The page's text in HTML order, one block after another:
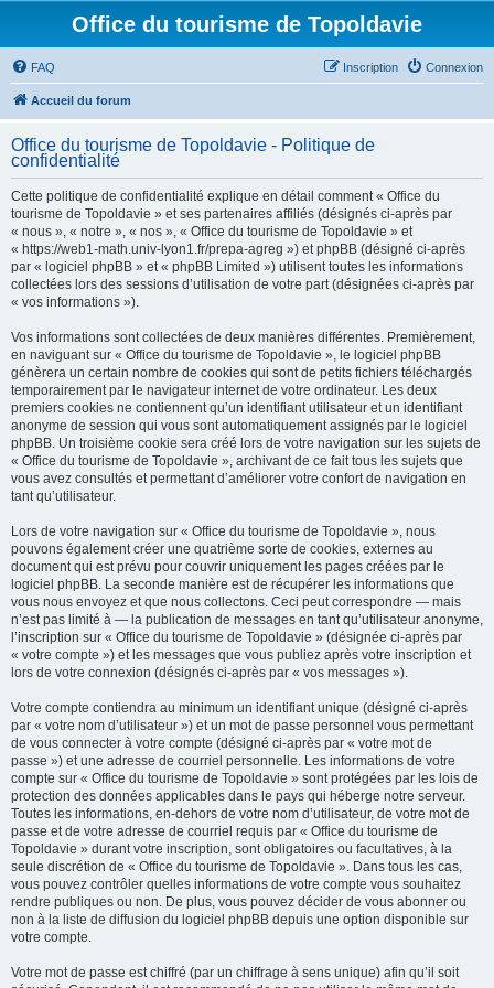
Office du tourisme de Topoldavie
FAQ Connexion
Inscription
Accueil du forum
Office du tourisme de Topoldavie - Politique de
confidentialité
Cette politique de confidentialité explique en détail comment « Office du
tourisme de Topoldavie » et ses partenaires affiliés (désignés ci-après par
« nous », « notre », « nos », « Office du tourisme de Topoldavie » et
« https://web1-math.univ-lyon1.fr/prepa-agreg ») et phpBB (désigné ci-après
par « logiciel phpBB » et « phpBB Limited ») utilisent toutes les informations
collectées lors des sessions d’utilisation de votre part (désignées ci-après par
« vos informations »).
Vos informations sont collectées de deux manières différentes. Premièrement,
en naviguant sur « Office du tourisme de Topoldavie », le logiciel phpBB
génèrera un certain nombre de cookies qui sont de petits fichiers téléchargés
temporairement par le navigateur internet de votre ordinateur. Les deux
premiers cookies ne contiennent qu’un identifiant utilisateur et un identifiant
anonyme de session qui vous sont automatiquement assignés par le logiciel
phpBB. Un troisième cookie sera créé lors de votre navigation sur les sujets de
« Office du tourisme de Topoldavie », archivant de ce fait tous les sujets que
vous avez consultés et permettant d’améliorer votre confort de navigation en
tant qu’utilisateur.
Lors de votre navigation sur « Office du tourisme de Topoldavie », nous
pouvons également créer une quatrième sorte de cookies, externes au
document qui est prévu pour couvrir uniquement les pages créées par le
logiciel phpBB. La seconde manière est de récupérer les informations que
vous nous envoyez et que nous collectons. Ceci peut correspondre — mais
n’est pas limité à — la publication de messages en tant qu’utilisateur anonyme,
l’inscription sur « Office du tourisme de Topoldavie » (désignée ci-après par
« votre compte ») et les messages que vous publiez après votre inscription et
lors de votre connexion (désignés ci-après par « vos messages »).
Votre compte contiendra au minimum un identifiant unique (désigné ci-après
par « votre nom d’utilisateur ») et un mot de passe personnel vous permettant
de vous connecter à votre compte (désigné ci-après par « votre mot de
passe ») et une adresse de courriel personnelle. Les informations de votre
compte sur « Office du tourisme de Topoldavie » sont protégées par les lois de
protection des données applicables dans le pays qui héberge notre serveur.
Toutes les informations, en-dehors de votre nom d’utilisateur, de votre mot de
passe et de votre adresse de courriel requis par « Office du tourisme de
Topoldavie » durant votre inscription, sont obligatoires ou facultatives, à la
seule discrétion de « Office du tourisme de Topoldavie ». Dans tous les cas,
vous pouvez contrôler quelles informations de votre compte vous souhaitez
rendre publiques ou non. De plus, vous pouvez décider de vous abonner ou
non à la liste de diffusion du logiciel phpBB depuis une option disponible sur
votre compte.
Votre mot de passe est chiffré (par un chiffrage à sens unique) afin qu’il soit